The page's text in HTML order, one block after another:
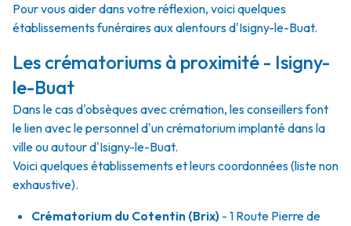
Pour vous aider dans votre réflexion, voici quelques
établissements funéraires aux alentours d'Isigny-le-Buat.
Les crématoriums à proximité - Isigny-
le-Buat
Dans le cas d'obsèques avec crémation, les conseillers font
le lien avec le personnel d'un crématorium implanté dans la
ville ou autour d'Isigny-le-Buat.
Voici quelques établissements et leurs coordonnées (liste non
exhaustive).
Crématorium du Cotentin (Brix) - 1 Route Pierre de